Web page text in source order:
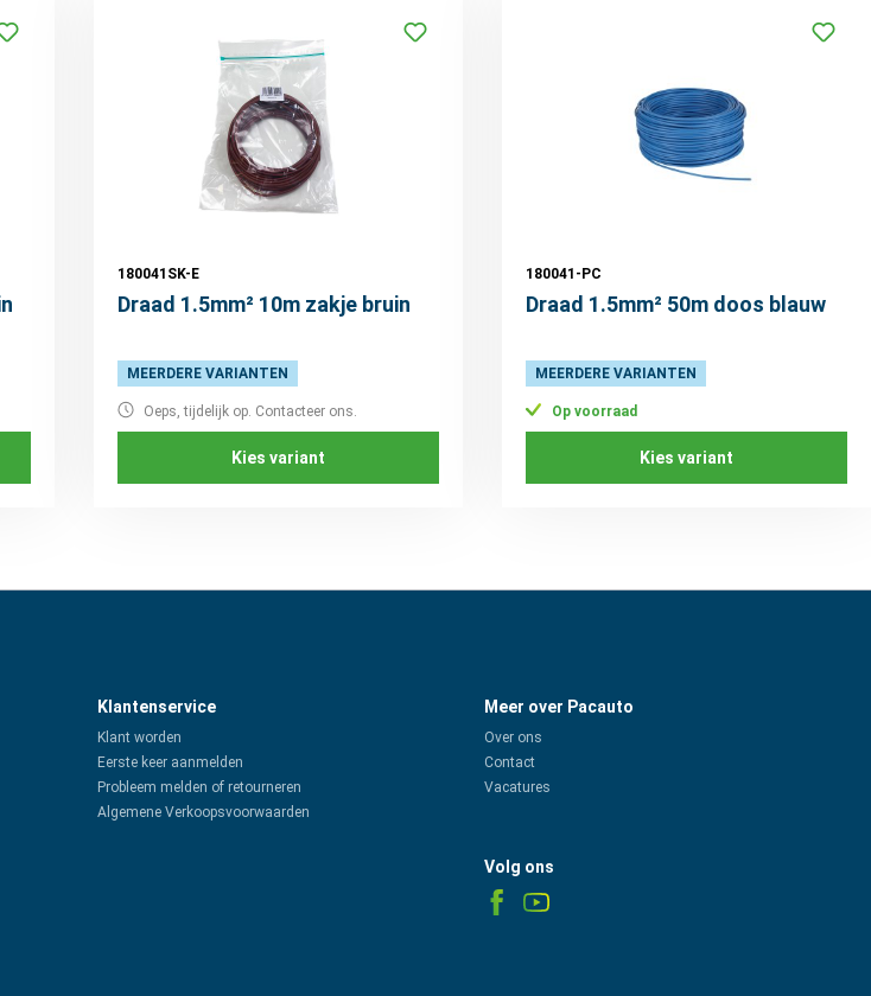
180041SK-E
Draad 1.5mm² 10m zakje bruin
MEERDERE VARIANTEN
Oeps, tijdelijk op. Contacteer ons.
Kies variant
180041-PC
Draad 1.5mm² 50m doos blauw
MEERDERE VARIANTEN
Op voorraad
Kies variant
Klantenservice
Klant worden
Eerste keer aanmelden
Probleem melden of retourneren
Algemene Verkoopsvoorwaarden
Meer over Pacauto
Over ons
Contact
Vacatures
Volg ons